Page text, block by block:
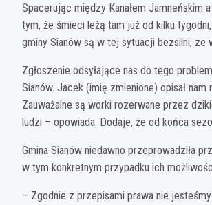
Spacerując między Kanałem
tym, że śmieci leżą tam już od kilku
gminy Sianów są w tej sytuacji bezsilni, ze
Zgłoszenie odsyłające nas do tego
Sianów. Jacek (imię zmienione) opisał
Zauważalne są worki rozerwane przez
ludzi – opowiada. Dodaje, że od końca
Gmina Sianów niedawno przeprowadziła
w tym konkretnym przypadku ich
– Zgodnie z przepisami prawa nie